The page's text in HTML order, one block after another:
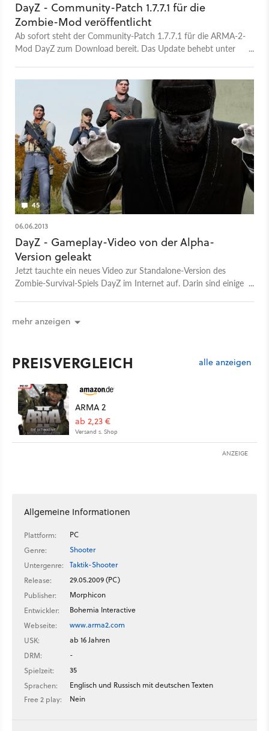
DayZ - Community-Patch 1.7.7.1 für die
Zombie-Mod veröffentlicht
Ab sofort steht der Community-Patch 1.7.7.1 für die ARMA-2-
Mod DayZ zum Download bereit. Das Update behebt unter
45
06.06.2013
DayZ - Gameplay-Video von der Alpha-
Version geleakt
Jetzt tauchte ein neues Video zur Standalone-Version des
Zombie-Survival-Spiels DayZ im Internet auf. Darin sind einige
mehr anzeigen
PREISVERGLEICH alle anzeigen
ARMA 2
ab 2,23 €
Versand s. Shop
ANZEIGE
Allgemeine Informationen
Plattform:
PC
Genre:
Shooter
Untergenre:
Taktik-Shooter
Release:
29.05.2009 (PC)
Publisher:
Morphicon
Entwickler:
Bohemia Interactive
Webseite:
www.arma2.com
USK:
ab 16 Jahren
DRM:
-
Spielzeit:
35
Sprachen:
Englisch und Russisch mit deutschen Texten
Free 2 play:
Nein